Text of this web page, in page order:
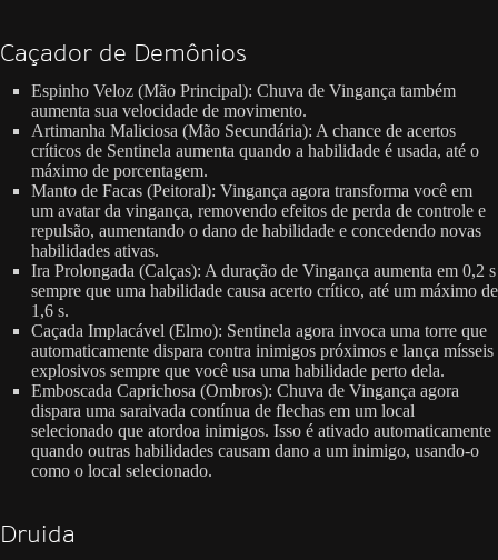
Caçador de Demônios
Espinho Veloz (Mão Principal): Chuva de Vingança também
aumenta sua velocidade de movimento.
Artimanha Maliciosa (Mão Secundária): A chance de acertos
críticos de Sentinela aumenta quando a habilidade é usada, até o
máximo de porcentagem.
Manto de Facas (Peitoral): Vingança agora transforma você em
um avatar da vingança, removendo efeitos de perda de controle e
repulsão, aumentando o dano de habilidade e concedendo novas
habilidades ativas.
Ira Prolongada (Calças): A duração de Vingança aumenta em 0,2 s
sempre que uma habilidade causa acerto crítico, até um máximo de
1,6 s.
Caçada Implacável (Elmo): Sentinela agora invoca uma torre que
automaticamente dispara contra inimigos próximos e lança mísseis
explosivos sempre que você usa uma habilidade perto dela.
Emboscada Caprichosa (Ombros): Chuva de Vingança agora
dispara uma saraivada contínua de flechas em um local
selecionado que atordoa inimigos. Isso é ativado automaticamente
quando outras habilidades causam dano a um inimigo, usando-o
como o local selecionado.
Druida